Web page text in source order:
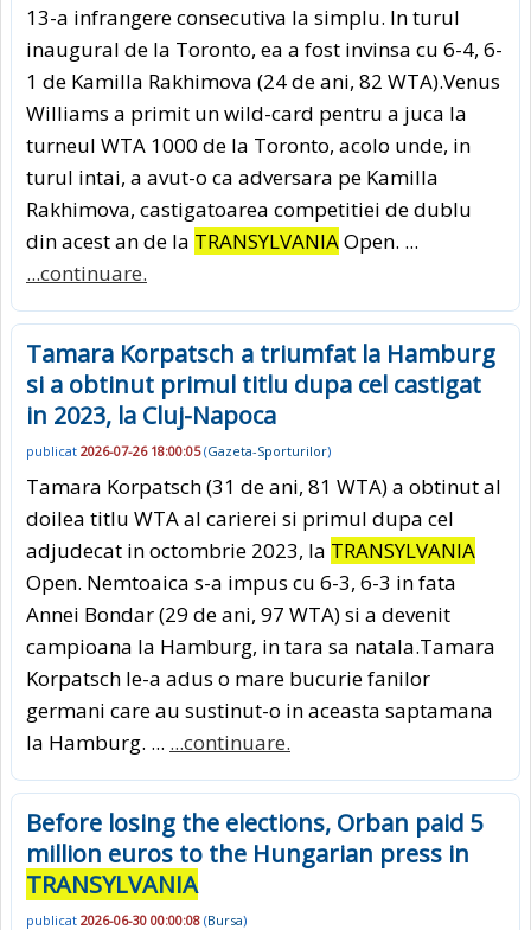
13-a infrangere consecutiva la simplu. In turul
inaugural de la Toronto, ea a fost invinsa cu 6-4, 6-
1 de Kamilla Rakhimova (24 de ani, 82 WTA).Venus
Williams a primit un wild-card pentru a juca la
turneul WTA 1000 de la Toronto, acolo unde, in
turul intai, a avut-o ca adversara pe Kamilla
Rakhimova, castigatoarea competitiei de dublu
din acest an de la TRANSYLVANIAOpen. ...
...continuare.
Tamara Korpatsch a triumfat la Hamburg
si a obtinut primul titlu dupa cel castigat
in 2023, la Cluj-Napoca
publicat 2026-07-26 18:00:05(Gazeta-Sporturilor)
Tamara Korpatsch (31 de ani, 81 WTA) a obtinut al
doilea titlu WTA al carierei si primul dupa cel
adjudecat in octombrie 2023, la TRANSYLVANIA
Open. Nemtoaica s-a impus cu 6-3, 6-3 in fata
Annei Bondar (29 de ani, 97 WTA) si a devenit
campioana la Hamburg, in tara sa natala.Tamara
Korpatsch le-a adus o mare bucurie fanilor
germani care au sustinut-o in aceasta saptamana
la Hamburg. ... ...continuare.
Before losing the elections, Orban paid 5
million euros to the Hungarian press in
TRANSYLVANIA
publicat 2026-06-30 00:00:08 (Bursa)